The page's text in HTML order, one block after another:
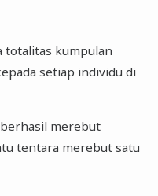
totalitas kumpulan
setiap individu di
merebut
tentara merebut satu